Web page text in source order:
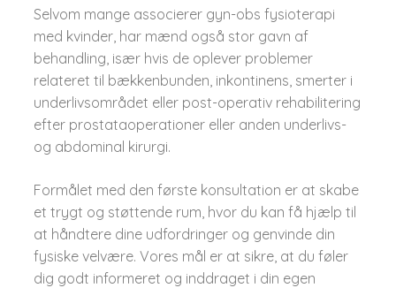
Selvom mange associerer gyn-obs fysioterapi
med kvinder, har mænd også stor gavn af
behandling, især hvis de oplever problemer
relateret til bækkenbunden, inkontinens, smerter i
underlivsområdet eller post-operativ rehabilitering
efter prostataoperationer eller anden underlivs-
og abdominal kirurgi.
Formålet med den første konsultation er at skabe
et trygt og støttende rum, hvor du kan få hjælp til
at håndtere dine udfordringer og genvinde din
fysiske velvære. Vores mål er at sikre, at du føler
dig godt informeret og inddraget i din egen